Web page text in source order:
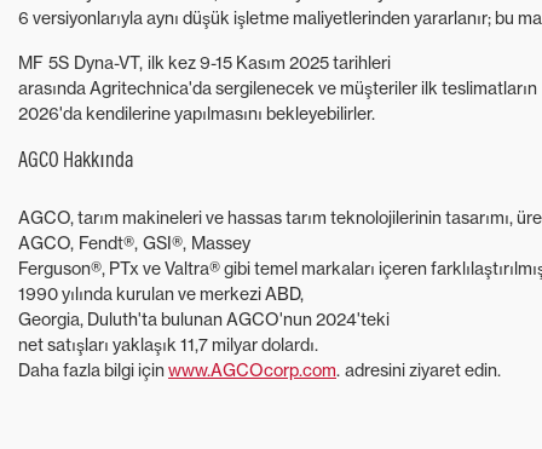
6 versiyonlarıyla aynı düşük işletme maliyetlerinden yararlanır; bu
MF 5S Dyna-VT, ilk kez 9-15 Kasım 2025 tarihleri ​​
arasında Agritechnica'da sergilenecek ve müşteriler ilk teslimatların
2026'da kendilerine yapılmasını bekleyebilirler.
AGCO Hakkında
AGCO, tarım makineleri ve hassas tarım teknolojilerinin tasarımı,
AGCO, Fendt®, GSI®, Massey
Ferguson®, PTx ve Valtra® gibi temel markaları içeren
1990 yılında kurulan ve merkezi ABD,
Georgia, Duluth'ta bulunan AGCO'nun 2024'teki
net satışları yaklaşık 11,7 milyar dolardı.
Daha fazla bilgi içinwww.AGCOcorp.com. adresini ziyaret edin.